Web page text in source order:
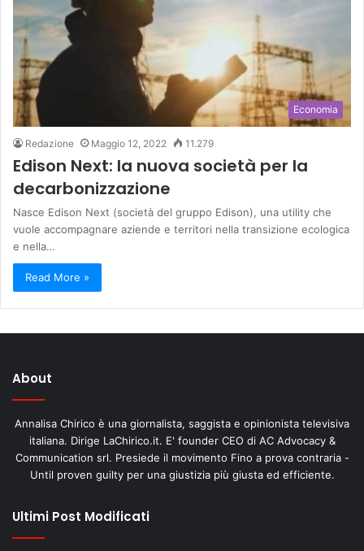
Economia
Redazione Maggio 12, 2022 11.279
Edison Next: la nuova società per la
decarbonizzazione
Nasce Edison Next (società del gruppo Edison), una utility che
vuole accompagnare aziende e territori nella transizione ecologica
e nella…
Read More »
About
Annalisa Chirico è una giornalista, saggista e opinionista televisiva
italiana. Dirige LaChirico.it. E' founder CEO di AC Advocacy &
Communication srl. Presiede il movimento Fino a prova contraria -
Until proven guilty per una giustizia più giusta ed efficiente.
Ultimi Post Modificati